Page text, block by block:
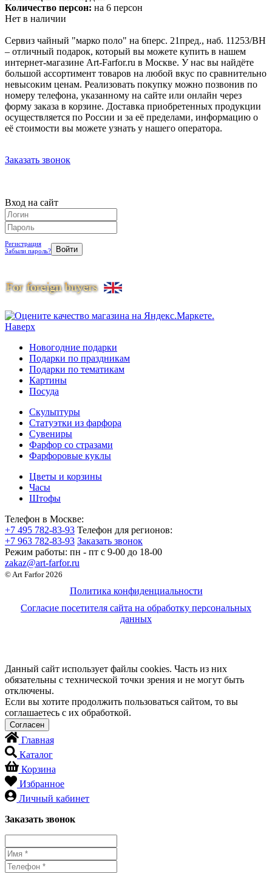
Количество персон: на 6 персон
Нет в наличии
Сервиз чайный "марко поло" на 6перс. 21пред., наб. 11253/BH
– отличный подарок, который вы можете купить в нашем
интернет-магазине Art-Farfor.ru в Москве. У нас вы найдёте
большой ассортимент товаров на любой вкус по сравнительно
невысоким ценам. Реализовать покупку можно позвонив по
номеру телефона, указанному на сайте или онлайн через
форму заказа в корзине. Доставка приобретенных продукции
осуществляется по России и за её пределами, информацию о
её стоимости вы можете узнать у нашего оператора.
Заказать звонок
Вход на сайт
Регистрация
Забыли пароль?
Наверх
Новогодние подарки
Подарки по праздникам
Подарки по тематикам
Картины
Посуда
Скульптуры
Статуэтки из фарфора
Сувениры
Фарфор со стразами
Фарфоровые куклы
Цветы и корзины
Часы
Штофы
Телефон в Москве:
+7 495 782-83-93 Телефон для регионов:
+7 963 782-83-93 Заказать звонок
Режим работы: пн - пт c 9-00 до 18-00
zakaz@art-farfor.ru
© Art Farfor 2026
Политика конфиденциальности
Согласие посетителя сайта на обработку персональных
данных
Данный сайт использует файлы cookies. Часть из них
обязательны с технической точки зрения и не могут быть
отключены.
Если вы хотите продолжить пользоваться сайтом, то вы
соглашаетесь с их обработкой.
Главная
Каталог
Корзина
Избранное
Личный кабинет
Заказать звонок